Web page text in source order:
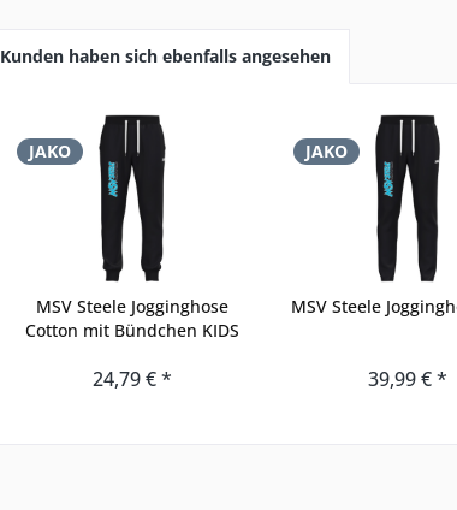
Kunden haben sich ebenfalls angesehen
JAKO
MSV Steele Jogginghose
Cotton mit Bündchen KIDS
24,79 € *
JAKO
MSV Steele
39,99 € *